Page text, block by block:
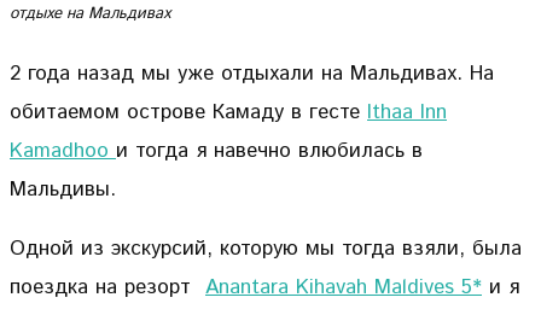
отдыхе на Мальдивах
2 года назад мы уже отдыхали на Мальдивах. На
обитаемом острове Камаду в гесте Ithaa Inn
Kamadhooи тогда я навечно влюбилась в
Мальдивы.
Одной из экскурсий, которую мы тогда взяли, была
поездка на резорт Anantara Kihavah Maldives 5* и я